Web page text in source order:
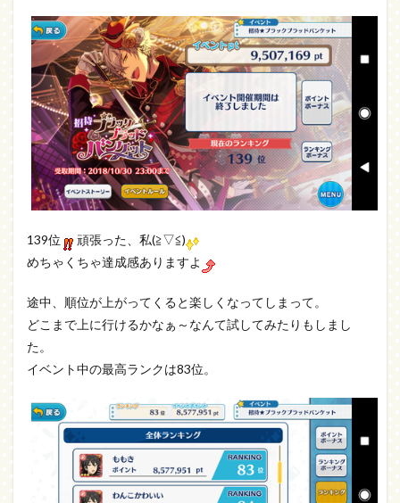
139位
頑張った、私(≧▽≦)
めちゃくちゃ達成感ありますよ
途中、順位が上がってくると楽しくなってしまって。
どこまで上に行けるかなぁ～なんて試してみたりもしまし
た。
イベント中の最高ランクは83位。